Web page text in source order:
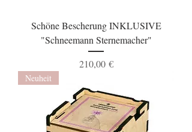
Schöne Bescherung INKLUSIVE
"Schneemann Sternemacher"
Preis
210,00 €
Neuheit